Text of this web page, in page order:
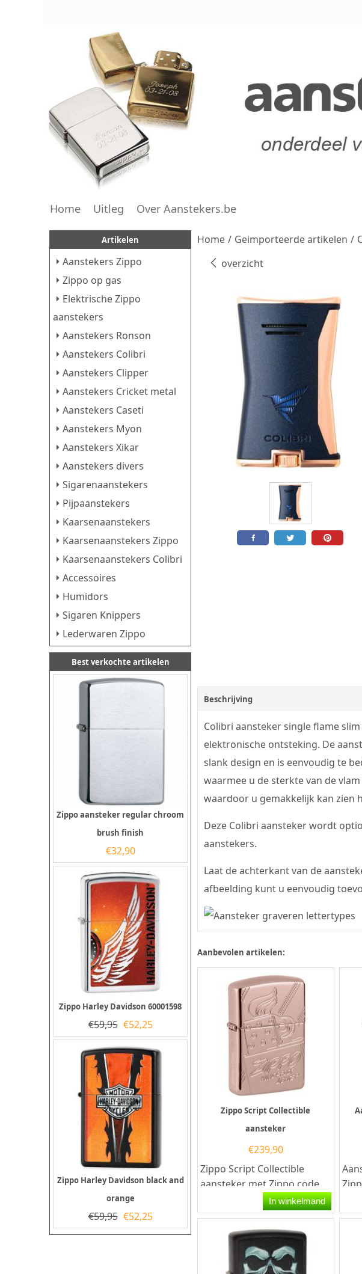
Home Uitleg Over Aanstekers.be
Artikelen
Aanstekers Zippo
Zippo op gas
Elektrische Zippo
aanstekers
Aanstekers Ronson
Aanstekers Colibri
Aanstekers Clipper
Aanstekers Cricket metal
Aanstekers Caseti
Aanstekers Myon
Aanstekers Xikar
Aanstekers divers
Sigarenaanstekers
Pijpaanstekers
Kaarsenaanstekers
Kaarsenaanstekers Zippo
Kaarsenaanstekers Colibri
Accessoires
Humidors
Sigaren Knippers
Lederwaren Zippo
Best verkochte artikelen
Zippo aansteker regular chroom
brush finish
€32,90
Zippo Harley Davidson 60001598
€59,95 €52,25
Zippo Harley Davidson black and
orange
€59,95 €52,25
Home / Geimporteerde artikelen /
overzicht
Beschrijving
Colibri aansteker single flame
elektronische ontsteking. De
slank design en is eenvoudig te
waarmee u de sterkte van de
waardoor u gemakkelijk kan zien
Deze Colibri aansteker wordt
aanstekers.
Laat de achterkant van de
afbeelding kunt u eenvoudig
Aanbevolen artikelen:
Zippo Script Collectible
aansteker
€239,90
Zippo Script Collectible
aansteker met Zippo code
60.006.832. Een Zippo
aansteker is een...
In winkelmand